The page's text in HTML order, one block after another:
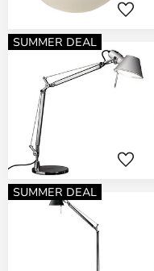
SUMMER DEAL
SUMMER DEAL